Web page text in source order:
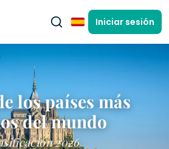
EspañolIniciar sesión
los países más
del mundo
2026